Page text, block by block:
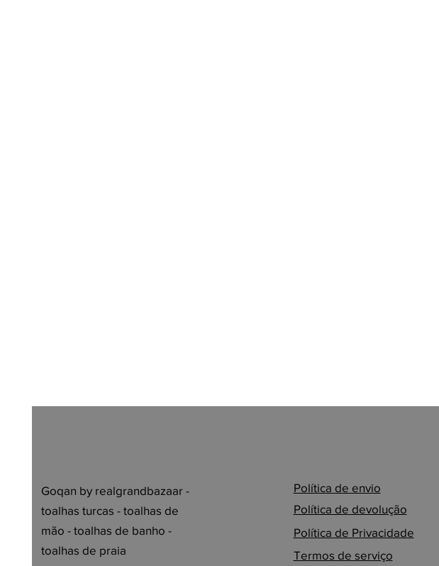
Goqan by realgrandbazaar -
toalhas turcas - toalhas de
mão - toalhas de banho -
toalhas de praia
Política de envio
Política de devolução
Política de Privacidade
Termos de serviço